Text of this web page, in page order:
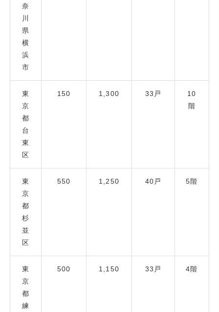
奈
川
県
横
浜
市
東
京
都
台
東
区
150 1,300 33戸
10
階
東
京
都
杉
並
区
550 1,250 40戸 5階
東
京
都
練
500 1,150 33戸 4階